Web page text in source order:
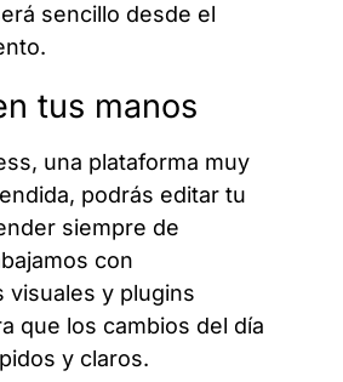
sencillo desde el
tus manos
una plataforma muy
podrás editar tu
siempre de
con
visuales y plugins
que los cambios del día
y claros.